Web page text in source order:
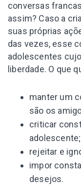
conversas
assim? Caso a
suas próprias
das vezes, esse
adolescentes
liberdade. O que
manter um
são os
criticar
adolescente;
rejeitar e
impor
desejos.